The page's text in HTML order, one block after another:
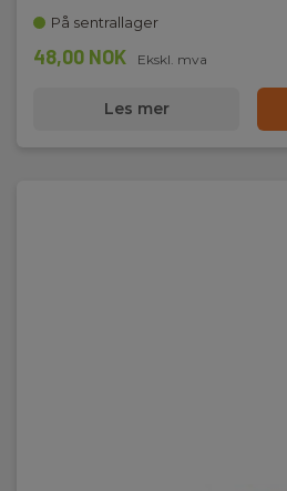
På sentrallager
48,00 NOK Ekskl. mva
Les mer